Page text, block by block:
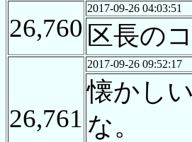
26,760
2017-09-26 04:03:51
区長の
26,761
2017-09-26 09:52:17
懐かし
な。